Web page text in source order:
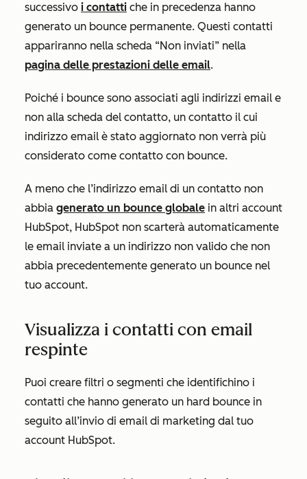
successivo i contatti che in precedenza hanno
generato un bounce permanente. Questi contatti
appariranno nella scheda “Non inviati” nella
pagina delle prestazioni delle email.
Poiché i bounce sono associati agli indirizzi email e
non alla scheda del contatto, un contatto il cui
indirizzo email è stato aggiornato non verrà più
considerato come contatto con bounce.
A meno che l’indirizzo email di un contatto non
abbia generato un bounce globale in altri account
HubSpot, HubSpot non scarterà automaticamente
le email inviate a un indirizzo non valido che non
abbia precedentemente generato un bounce nel
tuo account.
Visualizza i contatti con email
respinte
Puoi creare filtri o segmenti che identifichino i
contatti che hanno generato un hard bounce in
seguito all’invio di email di marketing dal tuo
account HubSpot.